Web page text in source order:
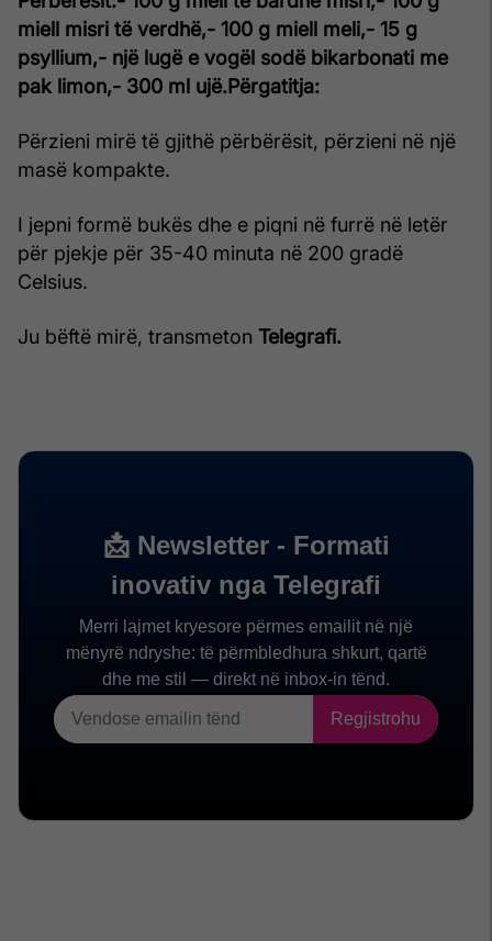
miell misri të verdhë,- 100 g miell meli,- 15 g
psyllium,- një lugë e vogël sodë bikarbonati me
pak limon,- 300 ml ujë.Përgatitja:
Përzieni mirë të gjithë përbërësit, përzieni në një
masë kompakte.
I jepni formë bukës dhe e piqni në furrë në letër
për pjekje për 35-40 minuta në 200 gradë
Celsius.
Ju bëftë mirë, transmeton Telegrafi.